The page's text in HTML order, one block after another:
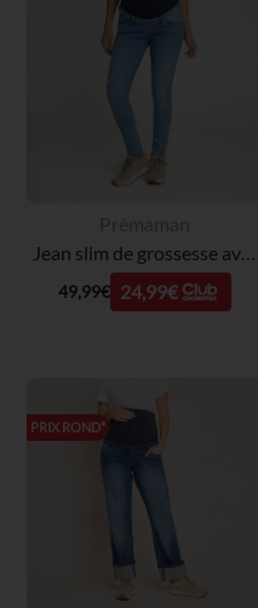
Jean slim de grossesse avec bandeau haut
49,99€ 24,99€
PRIX ROND*